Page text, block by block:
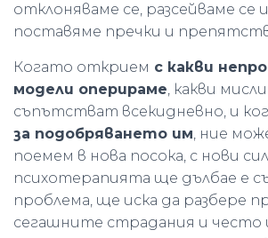
отклоняваме се, разсейваме се
поставяме пречки и
Когато открием с какви
модели оперираме, какви
съпътстват всекидневно, и
за подобряването им, ние
поемем в нова посока, с нови
психотерапията ще дълбае е
проблема, ще иска да разбере
сегашните страдания и често